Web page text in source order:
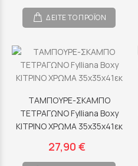
ΔΕΙΤΕ ΤΟ ΠΡΟΪΟΝ
ΤΑΜΠΟΥΡΕ-ΣΚΑΜΠΟ
ΤΕΤΡΑΓΩΝΟ Fylliana Boxy
ΚΙΤΡΙΝΟ ΧΡΩΜΑ 35x35x41εκ
27,90 €